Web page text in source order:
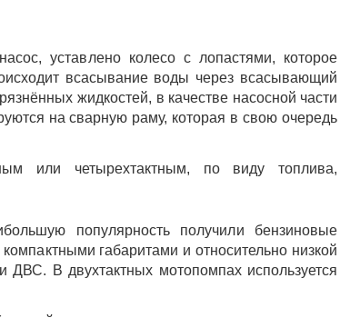
уставлено колесо с лопастями, которое
всасывание воды через всасывающий
жидкостей, в качестве насосной части
на сварную раму, которая в свою очередь
или четырехтактным, по виду топлива,
популярность получили бензиновые
габаритами и относительно низкой
В двухтактных мотопомпах используется